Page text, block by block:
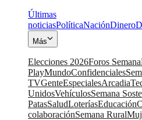
Últimas
noticiasPolíticaNaciónDinero
Más
Elecciones 2026Foros Semana
PlayMundoConfidenciales
TVGenteEspecialesArcadia
UnidosVehículosSemana
PatasSaludLoteríasEducación
colaboraciónSemana Rural